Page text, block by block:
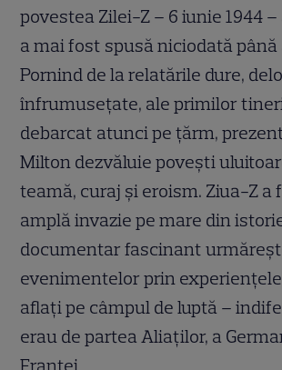
povestea Zilei-Z – 6 iunie 1944
a mai fost spusă niciodată până
Pornind de la relatările dure,
înfrumusețate, ale primilor
debarcat atunci pe țărm,
Milton dezvăluie povești
teamă, curaj și eroism. Ziua-Z a
amplă invazie pe mare din
documentar fascinant
evenimentelor prin
aflați pe câmpul de luptă –
erau de partea Aliaților, a
Franței